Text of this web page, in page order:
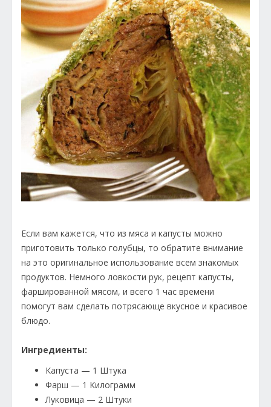
Если вам кажется, что из мяса и капусты можно
приготовить только голубцы, то обратите внимание
на это оригинальное использование всем знакомых
продуктов. Немного ловкости рук, рецепт капусты,
фаршированной мясом, и всего 1 час времени
помогут вам сделать потрясающе вкусное и красивое
блюдо.
Ингредиенты:
Капуста — 1 Штука
Фарш — 1 Килограмм
Луковица — 2 Штуки